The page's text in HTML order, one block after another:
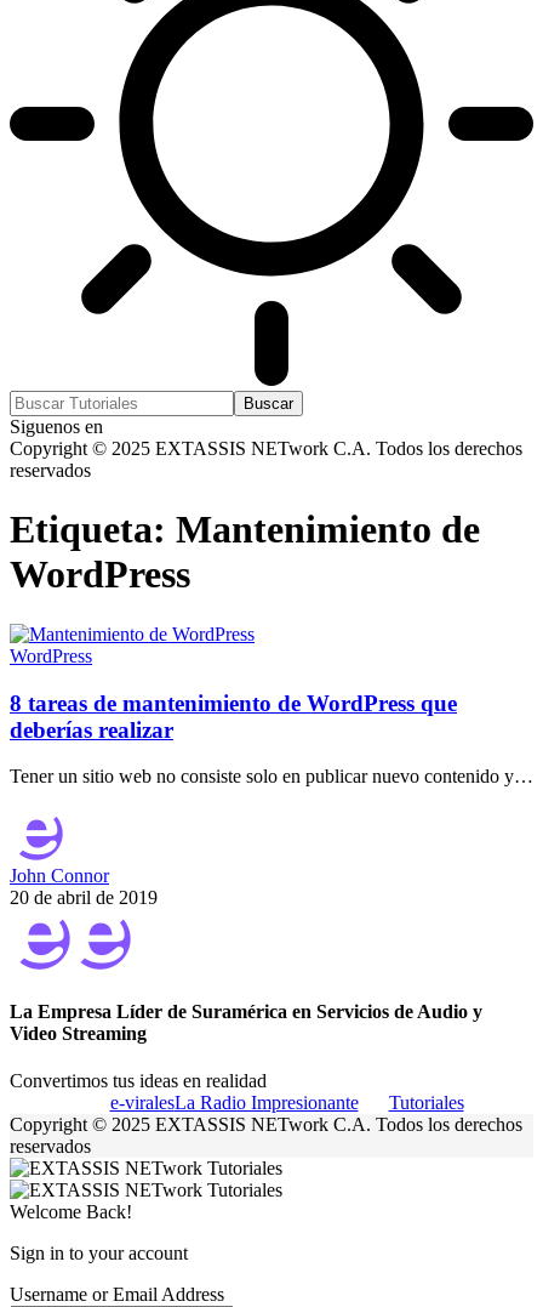
Siguenos en
Copyright © 2025 EXTASSIS NETwork C.A. Todos los derechos
reservados
Etiqueta: Mantenimiento de
WordPress
WordPress
8 tareas de mantenimiento de WordPress que
deberías realizar
Tener un sitio web no consiste solo en publicar nuevo contenido y…
John Connor
20 de abril de 2019
La Empresa Líder de Suramérica en Servicios de Audio y
Video Streaming
Convertimos tus ideas en realidad
e-viralesLa Radio Impresionante
Tutoriales
Copyright © 2025 EXTASSIS NETwork C.A. Todos los derechos
reservados
Welcome Back!
Sign in to your account
Username or Email Address